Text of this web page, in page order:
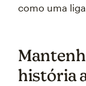
como uma
história